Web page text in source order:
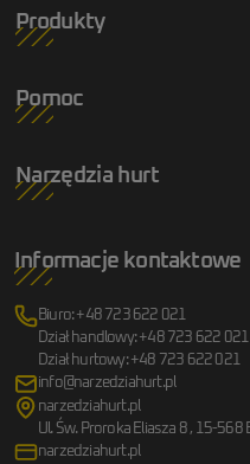
Produkty
Pomoc
Narzędzia hurt
Informacje kontaktowe
Biuro: +48 723 622 021
Dział handlowy: +48 723 622 021
Dział hurtowy: +48 723 622 021
info@narzedziahurt.pl
narzedziahurt.pl
Ul. Św. Proroka Eliasza 8 , 15-568
narzedziahurt.pl